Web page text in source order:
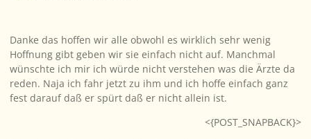
Danke das hoffen wir alle obwohl es wirklich sehr wenig
Hoffnung gibt geben wir sie einfach nicht auf. Manchmal
wünschte ich mir ich würde nicht verstehen was die Ärzte da
reden. Naja ich fahr jetzt zu ihm und ich hoffe einfach ganz
fest darauf daß er spürt daß er nicht allein ist.
<{POST_SNAPBACK}>